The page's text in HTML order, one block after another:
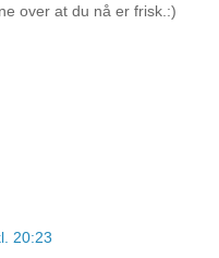
over at du nå er frisk.:)
20:23